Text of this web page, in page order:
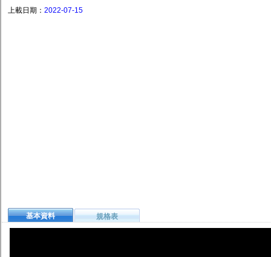
上載日期： 2022-07-15
基本資料 規格表